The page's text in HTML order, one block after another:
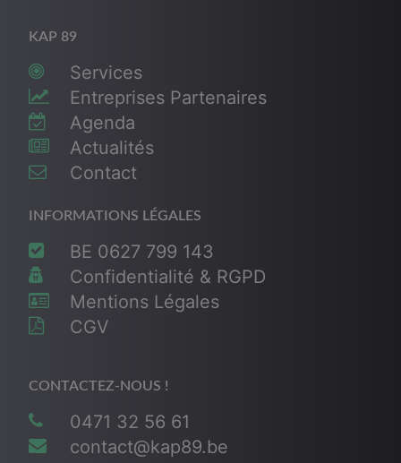
KAP 89
Services
Entreprises Partenaires
Agenda
Actualités
Contact
INFORMATIONS LÉGALES
BE 0627 799 143
Confidentialité & RGPD
Mentions Légales
CGV
CONTACTEZ-NOUS !
0471 32 56 61
contact@kap89.be